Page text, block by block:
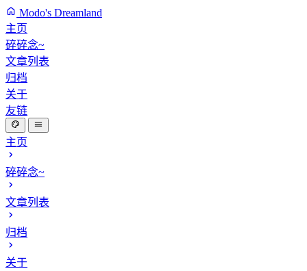
Modo's Dreamland
主页
碎碎念~
文章列表
归档
关于
友链
主页
碎碎念~
文章列表
归档
关于